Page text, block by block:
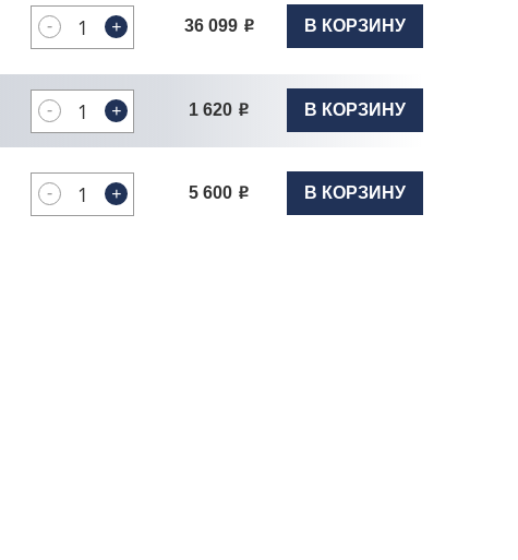
- + 36 099 Р В КОРЗИНУ
- + 1 620 Р В КОРЗИНУ
- + 5 600 Р В КОРЗИНУ